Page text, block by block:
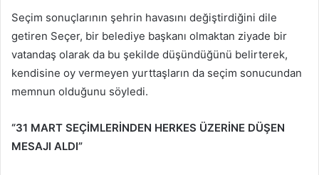
Seçim sonuçlarının şehrin havasını değiştirdiğini dile
getiren Seçer, bir belediye başkanı olmaktan ziyade bir
vatandaş olarak da bu şekilde düşündüğünü belirterek,
kendisine oy vermeyen yurttaşların da seçim sonucundan
memnun olduğunu söyledi.
“31 MART SEÇİMLERİNDEN HERKES ÜZERİNE DÜŞEN
MESAJI ALDI”